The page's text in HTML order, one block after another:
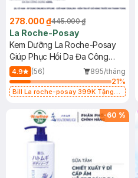
278.000 ₫445.000 ₫
La Roche-Posay
Kem Dưỡng La Roche-Posay
Giúp Phục Hồi Da Đa Công
Dụng 40ml
4.9 (56)
895/tháng
21%
Bill La roche-posay 399K Tặng
(SL có hạn)
-60 %